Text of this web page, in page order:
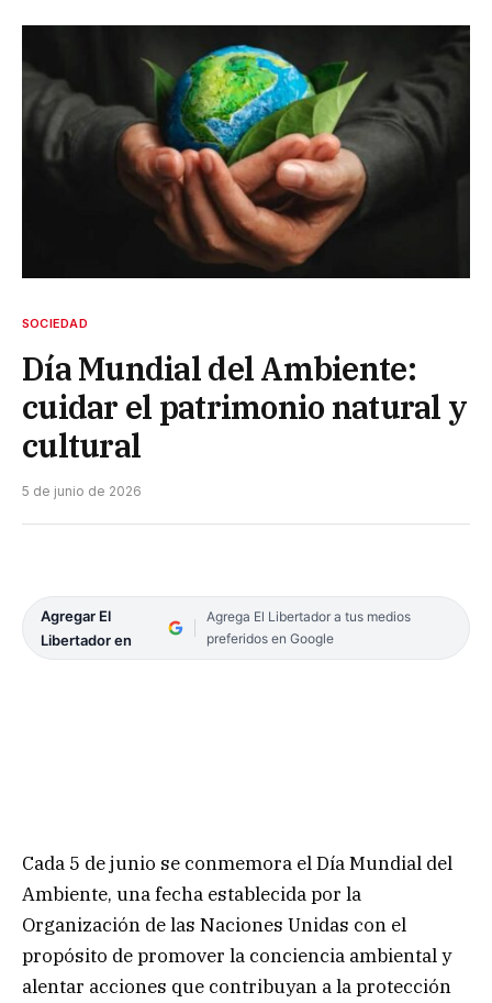
SOCIEDAD
Día Mundial del Ambiente:
cuidar el patrimonio natural y
cultural
5 de junio de 2026
Agregar El
Libertador en
Agrega El Libertador a tus medios
preferidos en Google
Cada 5 de junio se conmemora el Día Mundial del
Ambiente, una fecha establecida por la
Organización de las Naciones Unidas con el
propósito de promover la conciencia ambiental y
alentar acciones que contribuyan a la protección